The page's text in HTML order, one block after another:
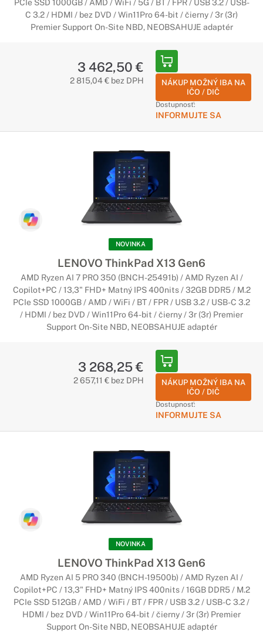
PCIe SSD 1000GB / AMD / WiFi / 5G / BT / FPR / USB 3.2 / USB-
C 3.2 / HDMI / bez DVD / Win11Pro 64-bit / čierny / 3r (3r)
Premier Support On-Site NBD, NEOBSAHUJE adaptér
3 462,50 €
2 815,04 € bez DPH
NÁKUP MOŽNÝ IBA NA
IČO / DIČ
Dostupnosť:
INFORMUJTE SA
NOVINKA
LENOVO ThinkPad X13 Gen6
AMD Ryzen AI 7 PRO 350 (BNCH-25491b) / AMD Ryzen AI /
Copilot+PC / 13,3" FHD+ Matný IPS 400nits / 32GB DDR5 / M.2
PCIe SSD 1000GB / AMD / WiFi / BT / FPR / USB 3.2 / USB-C 3.2
/ HDMI / bez DVD / Win11Pro 64-bit / čierny / 3r (3r) Premier
Support On-Site NBD, NEOBSAHUJE adaptér
3 268,25 €
2 657,11 € bez DPH
NÁKUP MOŽNÝ IBA NA
IČO / DIČ
Dostupnosť:
INFORMUJTE SA
NOVINKA
LENOVO ThinkPad X13 Gen6
AMD Ryzen AI 5 PRO 340 (BNCH-19500b) / AMD Ryzen AI /
Copilot+PC / 13,3" FHD+ Matný IPS 400nits / 16GB DDR5 / M.2
PCIe SSD 512GB / AMD / WiFi / BT / FPR / USB 3.2 / USB-C 3.2 /
HDMI / bez DVD / Win11Pro 64-bit / čierny / 3r (3r) Premier
Support On-Site NBD, NEOBSAHUJE adaptér